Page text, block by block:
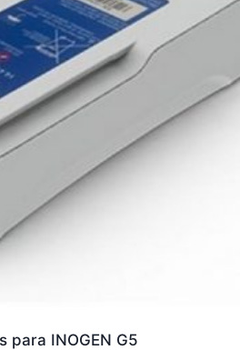
para INOGEN G5